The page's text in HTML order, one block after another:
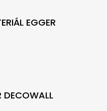
EGGER
DECOWALL